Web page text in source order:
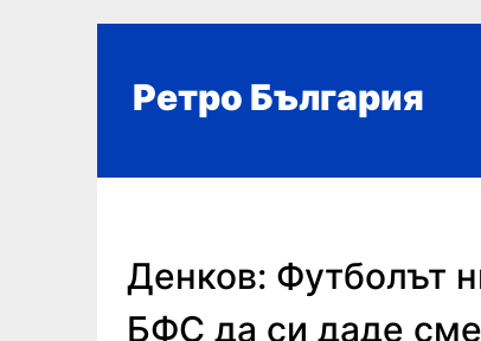
Ретро България
Денков: Футболът
БФС да си даде